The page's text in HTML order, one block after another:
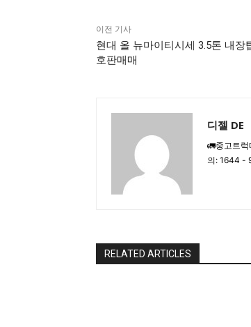
이전 기사
현대 올 뉴마이티시세 3.5톤 내장
호판매매
디젤 DE
🚛중고트
의: 1644 -
RELATED ARTICLES